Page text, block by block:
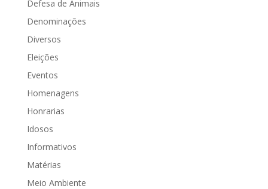
Defesa de Animais
Denominações
Diversos
Eleições
Eventos
Homenagens
Honrarias
Idosos
Informativos
Matérias
Meio Ambiente